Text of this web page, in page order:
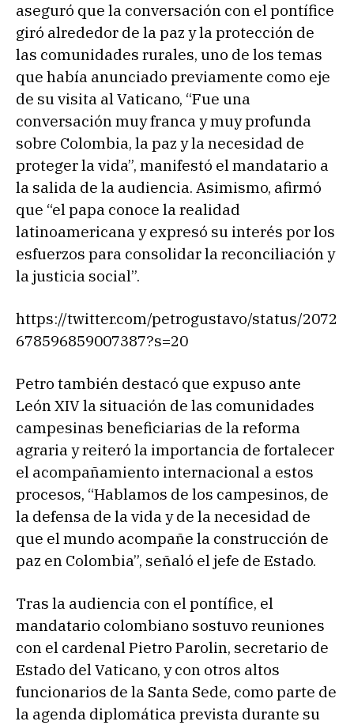
aseguró que la conversación con el pontífice
giró alrededor de la paz y la protección de
las comunidades rurales, uno de los temas
que había anunciado previamente como eje
de su visita al Vaticano, “Fue una
conversación muy franca y muy profunda
sobre Colombia, la paz y la necesidad de
proteger la vida”, manifestó el mandatario a
la salida de la audiencia. Asimismo, afirmó
que “el papa conoce la realidad
latinoamericana y expresó su interés por los
esfuerzos para consolidar la reconciliación y
la justicia social”.
https://twitter.com/petrogustavo/status/2072
678596859007387?s=20
Petro también destacó que expuso ante
León XIV la situación de las comunidades
campesinas beneficiarias de la reforma
agraria y reiteró la importancia de fortalecer
el acompañamiento internacional a estos
procesos, “Hablamos de los campesinos, de
la defensa de la vida y de la necesidad de
que el mundo acompañe la construcción de
paz en Colombia”, señaló el jefe de Estado.
Tras la audiencia con el pontífice, el
mandatario colombiano sostuvo reuniones
con el cardenal Pietro Parolin, secretario de
Estado del Vaticano, y con otros altos
funcionarios de la Santa Sede, como parte de
la agenda diplomática prevista durante su